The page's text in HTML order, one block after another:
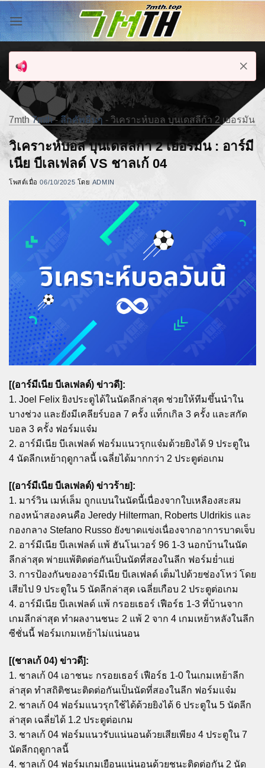
ข้าม
ไป
ยัง
เนื้อหา
7mth 7mth- ลีกคัพอื่นๆ - วิเคราะห์บอล บุนเดสลีก้า 2 เยอรมัน :
วิเคราะห์บอล บุนเดสลีก้า 2 เยอรมัน : อาร์มี
เนีย บีเลเฟลด์ VS ชาลเก้ 04
โพสต์เมื่อ06/10/2025 โดย ADMIN
[(อาร์มีเนีย บีเลเฟลด์) ข่าวดี]:
1. Joel Felix ยิงประตูได้ในนัดลีกล่าสุด ช่วยให้ทีมขึ้นนำใน
บางช่วง และยังมีเคลียร์บอล 7 ครั้ง แท็กเกิล 3 ครั้ง และสกัด
บอล 3 ครั้ง ฟอร์มแจ๋ม
2. อาร์มีเนีย บีเลเฟลด์ ฟอร์มแนวรุกแจ๋มด้วยยิงได้ 9 ประตูใน
4 นัดลีกเหย้าฤดูกาลนี้ เฉลี่ยได้มากกว่า 2 ประตูต่อเกม
[(อาร์มีเนีย บีเลเฟลด์) ข่าวร้าย]:
1. มาร์วิน เมห์เล็ม ถูกแบนในนัดนี้เนื่องจากใบเหลืองสะสม
กองหน้าสองคนคือ Jeredy Hilterman, Roberts Uldrikis และ
กองกลาง Stefano Russo ยังขาดแข่งเนื่องจากอาการบาดเจ็บ
2. อาร์มีเนีย บีเลเฟลด์ แพ้ ฮันโนเวอร์ 96 1-3 นอกบ้านในนัด
ลีกล่าสุด พ่ายแพ้ติดต่อกันเป็นนัดที่สองในลีก ฟอร์มย่ำแย่
3. การป้องกันของอาร์มีเนีย บีเลเฟลด์ เต็มไปด้วยช่องโหว่ โดย
เสียไป 9 ประตูใน 5 นัดลีกล่าสุด เฉลี่ยเกือบ 2 ประตูต่อเกม
4. อาร์มีเนีย บีเลเฟลด์ แพ้ กรอยเธอร์ เฟือร์ธ 1-3 ที่บ้านจาก
เกมลีกล่าสุด ทำผลงานชนะ 2 แพ้ 2 จาก 4 เกมเหย้าหลังในลีก
ซีชั่นนี้ ฟอร์มเกมเหย้าไม่แน่นอน
[(ชาลเก้ 04) ข่าวดี]:
1. ชาลเก้ 04 เอาชนะ กรอยเธอร์ เฟือร์ธ 1-0 ในเกมเหย้าลีก
ล่าสุด ทำสถิติชนะติดต่อกันเป็นนัดที่สองในลีก ฟอร์มแจ๋ม
2. ชาลเก้ 04 ฟอร์มแนวรุกใช้ได้ด้วยยิงได้ 6 ประตูใน 5 นัดลีก
ล่าสุด เฉลี่ยได้ 1.2 ประตูต่อเกม
3. ชาลเก้ 04 ฟอร์มแนวรับแน่นอนด้วยเสียเพียง 4 ประตูใน 7
นัดลีกฤดูกาลนี้
4. ชาลเก้ 04 ฟอร์มเกมเยือนแน่นอนด้วยชนะติดต่อกัน 2 นัด